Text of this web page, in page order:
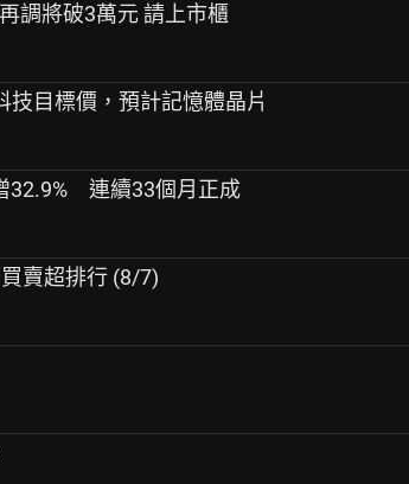
調將破3萬元 請上市櫃
技目標價，預計記憶體晶片
32.9% 連續33個月正成
賣超排行 (8/7)